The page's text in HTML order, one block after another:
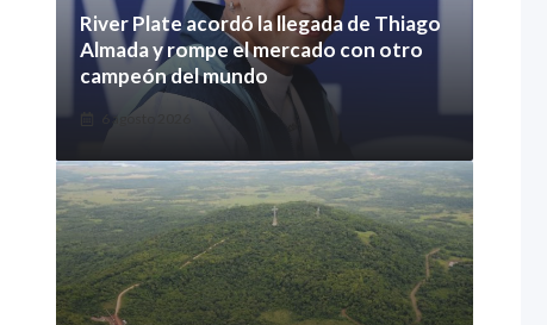
River Plate acordó la llegada de Thiago
Almada y rompe el mercado con otro
campeón del mundo
6 agosto 2026